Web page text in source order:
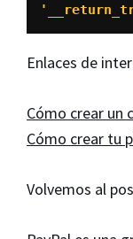
Enlaces de
Cómo crear un
Cómo crear tu
Volvemos al